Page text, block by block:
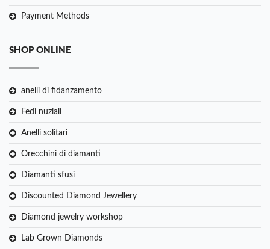
Payment Methods
SHOP ONLINE
anelli di fidanzamento
Fedi nuziali
Anelli solitari
Orecchini di diamanti
Diamanti sfusi
Discounted Diamond Jewellery
Diamond jewelry workshop
Lab Grown Diamonds